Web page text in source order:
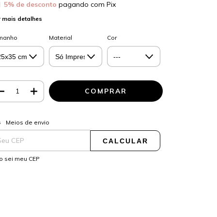
5% de desconto pagando com Pix
mais detalhes
Material Cor
para o CEP:
Meios de envio
CALCULAR
sei meu CEP